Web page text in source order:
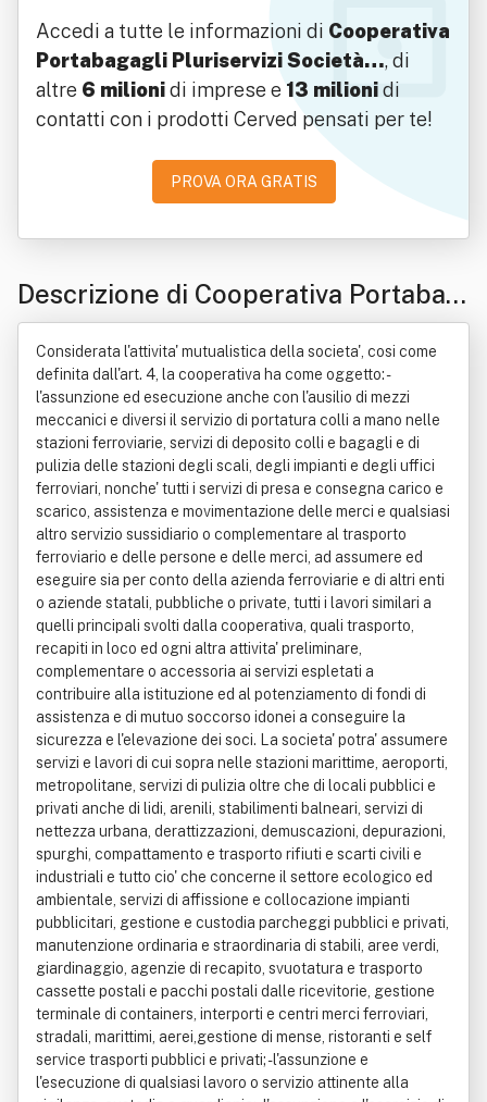
Accedi a tutte le informazioni di Cooperativa
Portabagagli Pluriservizi Società…, di
altre 6 milionidi imprese e 13 milionidi
contatti con i prodotti Cerved pensati per te!
PROVA ORA GRATIS
Descrizione di Cooperativa Portabag
agli Pluriservizi Società Cooperativa
A Responsabilita' Limitata
Considerata l'attivita' mutualistica della societa', cosi come definita dall'art. 4, la cooperativa ha come oggetto: - l'assunzione ed esecuzione anche con l'ausilio di mezzi meccanici e diversi il servizio di portatura colli a mano nelle stazioni ferroviarie, servizi di deposito colli e bagagli e di pulizia delle stazioni degli scali, degli impianti e degli uffici ferroviari, nonche' tutti i servizi di presa e consegna carico e scarico, assistenza e movimentazione delle merci e qualsiasi altro servizio sussidiario o complementare al trasporto ferroviario e delle persone e delle merci, ad assumere ed eseguire sia per conto della azienda ferroviarie e di altri enti o aziende statali, pubbliche o private, tutti i lavori similari a quelli principali svolti dalla cooperativa, quali trasporto, recapiti in loco ed ogni altra attivita' preliminare, complementare o accessoria ai servizi espletati a contribuire alla istituzione ed al potenziamento di fondi di assistenza e di mutuo soccorso idonei a conseguire la sicurezza e l'elevazione dei soci. La societa' potra' assumere servizi e lavori di cui sopra nelle stazioni marittime, aeroporti, metropolitane, servizi di pulizia oltre che di locali pubblici e privati anche di lidi, arenili, stabilimenti balneari, servizi di nettezza urbana, derattizzazioni, demuscazioni, depurazioni, spurghi, compattamento e trasporto rifiuti e scarti civili e industriali e tutto cio' che concerne il settore ecologico ed ambientale, servizi di affissione e collocazione impianti pubblicitari, gestione e custodia parcheggi pubblici e privati, manutenzione ordinaria e straordinaria di stabili, aree verdi, giardinaggio, agenzie di recapito, svuotatura e trasporto cassette postali e pacchi postali dalle ricevitorie, gestione terminale di containers, interporti e centri merci ferroviari, stradali, marittimi, aerei,gestione di mense, ristoranti e self service trasporti pubblici e privati; - l'assunzione e l'esecuzione di qualsiasi lavoro o servizio attinente alla vigilanza, custodia e guardiania; - l'assunzione e l'esercizio di servizi di scorta e trasporto valori, documenti, plichi, custodia valori e contazione dei medesimi; - l'assunzione e l'esercizio di servizi antitaccheggio; - l'assunzione e la gestione di servizi di custodia, di posteggio, di portierato e di altre mansioni inerenti alla gestione di stabili pubblici e privati; - l'assunzione e l'esercizio di qualsiasi lavoro o servizio attinente la vigilanza e/od alle pulizie a terra e a bordo di treni, aeromobili, navi, battelli e/od altri mezzi di trasporto di qualsiasi genere e tipo nonche' presso stazioni ferroviarie, aeroporti e porti; - l'assunzione e la gestione dei servizi di investigazioni informazioni e ricerche per conto terzi; - la promozione, la direzione e la gestione di corsi di formazione professionale sulla sicurezza; - l'assunzione e l'esercizio, nei limiti consentiti dalla legge, di prestazioni di consulenza ed assistenza in materia di sistemi di sicurezza, preventivi e protettivi: antincendio, antintrusione, antirapina, antinfortunistica e quanto altro necessario alla difesa dei patrimoni mobili ed immobili e delle persone; - l'assunzione e l'esercizio di servizi di teleallarmi,telecontrollo su impianti di riscaldamento e condizionamento, impianti frigoriferi ed altri impianti soggetti a rischio anche di inquinamento; - l'assunzione e l'esercizio di servizi di ricerca persone,radiotaxi e telesoccorso per persone; - la progettazione, l'assemblaggio, la vendita, il montaggio, l'installazione, la manutenzione, il noleggio, il comodato, il collaudo, l'esecuzione e la vendita e realizzazione in appalto, di opere ed impianti di sicurezza e di attrezzature e materiali necessari per gli stessi; - la progettazione, installazione, vendita e manutenzione sistemi di: videocontrollo, ascolto, telecontrollo,teleascolto, elettrici, elettronici, antincendio e tecnologici; - l'assunzione e l'esercizio di servizi e apparati per la radio localizzazione satellitare per il controllo di veicoli su tutto il territorio nazionale ed extranazionale; - svolgere ogni attivita' inerente e connessa con la raccolta, il trasporto, lo stoccaggio, il trattamento, il recupero, il riutilizzo, il riciclo, l'intermediazione, la commercializzazione, lo smaltimento di rifiuti urbani ed industriali ed in generale di rifiuti di qualsiasi tipo e/o e natura e/o provenienza, nonche' la gestione dei relativi impianti, oltre ogni altra opera e servizio inerente e connessa con l'ambiente; - svolgere ogni attivita' inerente e connessa con lo studio,la consulenza, la progettazione l'intervento ed il monitoraggio nel settore ambientale (aria, acqua, suolo e rifiuti) ambientale la bonifica di siti contaminati; - la produzione di materiale proveniente dal trattamento dei rifiuti e fanghi e la commercializzazione dello stesso nonche' la produzione e commercializzazione di energia e di calore comunque derivante da tali processi; - l'acquisto e la commercializzazione di prodotti di scarto o di rifiuto nonche' ogni attivita' connessa o complementare a tutte quelle precedentemente compresi i trasporti per conto proprio e di terzi; - l'assistenza tecnica e legislativa relativa alla corretta gestione dei rifiuti a favore di enti ed imprese pubbliche e private operanti nel settore di competenza; - l'attivita' di studio, consulenza, progettazione e intervento nel settore ambientale (aria, acqua, suolo,rifiuti) e monitoraggio ambientale; - l'assunzione e l'esecuzione, direttamente od in appalto,sia a favore di privati che di enti pubblici, di lavori di pulizia, disinfezione, disinfestazione, deratizzazione e sanificazione in genere, compresi, nei limiti di legge, i servizi di nettezza urbana; - il trasporto pasti dal centro confezionamento alla mensa con successivo servizio al tavolo nelle mense di ogni tipo; - il porzionamento e il confezionamento di pasti, la loro somministrazione e fornitura di vettovaglie; - l'assunzione di lavori di pulitura, in particolare di reparti, impianti e macchinari industriali, nonche' commerciali, di altri stabili pubblici e privati; - lo svolgimento di attivita' di manutenzione e riparazione di impianti tecnologici e macchinari industriali e commerciali; - l'assunzione e l'esecuzione, sia a favore di privati che di enti pubblici, di lavori di piccola manutenzione e pulitura alle caldaie da riscaldamento, agli impianti idraulici, elettrici ed ai serramenti in genere compresa la sostituzione di piccole parti come: vetri, maniglie,lavandini, rubinetti, ed ogni altro accessorio; - la gestione, la movimentazione, la manutenzione e prevenzione, sotto forma di pulizia, spolveratura e trattamenti conservativi di ogni genere di ambienti, di materiale artistico e/o documentario in genere conservato in musei, pinacoteche, biblioteche, archivi o altri depositi e/o magazzini e/o locali di qualsiasi ente e/o soggetto pubblico e privato; - la disinfezione, disinfestazione, igienizzazione,derattizzazione di tutti gli ambienti e/o del materiale conservato nei luoghi di proprieta' e non dei soggetti di cui al punto precedente, anche con l'utilizzo di apparecchiature elettroniche; - l'assunzione e l'esecuzione di attivita' di pedonaggio,trasporto materiale da sottoporre ad accertamenti diagnostici, ritiro e consegna cassetta farmaci e dei generi vittuari; - l'assunzione e l'esecuzione di attivita' di decontaminazione e detersione ferri chirurgici nel comparto operatorio e trasporto in centrale; - l'organizzazione e la gestione del servizio di reception,di call center, biglietteria, sorveglianza, assistenza al pubblico, valorizzazione e promozione delle opere e pulizia ordinaria presso spazi espositivi pubblici e privati; - l'organizzazione, progettazione, coordinamento e/o gestione servizi, comprendendo in essi l'assistenza sociale presso case di riposo ed istituti di assistenza pubblici e privati e l'assistenza scolastica presso istituti scolastici pubblici e privati di ogni ordine e grado; l'assunzione e l'esecuzione di servizi di rifacimento stanze e letti; - l'assunzione e l'esecuzione di servizi di rifacimento stanze e letti; - l'assunzione e l'esecuzione di servizi di lavaggio stoviglie e riassetto cucine presso enti pubblici e privati; - l'assunzione di lavori per la gestione e la coltivazione del verde pubblico e privato, il servizio presso impianti sportivi, il servizio affissioni, il servizio di segnaletica stradale; - la gestione di lavanderie, stirerie, centrali di sterilizzazioni e servizi connessi; - la gestione della logistica, la gestione e l'archiviazione di cartelle cliniche e documentazione sanitaria in genere; - l'assunzione e la gestione di servizi di custodia e manovra, rimessaggio e rifornimento di auto, autobus,filobus, tram e ogni altro mezzo di trasporto pubblico e privato, in piazzali pubblici e privati; - lo svolgimento nei limiti di legge, di attivita' specializzata e di manovalanza; - lo svolgimento di attivita' di facchinaggio, gestione e movimentazione merci, gestione logistica, gestione di magazzini e piattaforme, autotrasporto merci per conto terzi in ogni forma e modalita' comprese le attivita' di spedizioniere, corriere, vettore e caricatore; - la consulenza, la progettazione, la realizzazione di reti logistiche a servizio di industria e commercio e razionalizzazione di sistemi logistici esistenti; - l'assunzione e gestione di terziarizzazioni globali dei servizi a monte ed a valle della produzione; - l'assunzione e l'esercizio di operazioni portuali inerenti la movimentazione, l'imbarco e lo sbarco, il rizzaggio, il controllo, il deposito e la custodia delle merci; - l'esecuzione di attivita' di montaggio e od assemblaggio di componenti anche per conto terzi; - l'attivita' di noleggio con e senza conducente di ogni tipo di automezzo e mezzo di trasporto; - l'attivita' di noleggio senza operatore di ogni tipo di attrezzatura atta alla movimentazione delle merci; - l'assunzione di servizi di trasporto persone; - la